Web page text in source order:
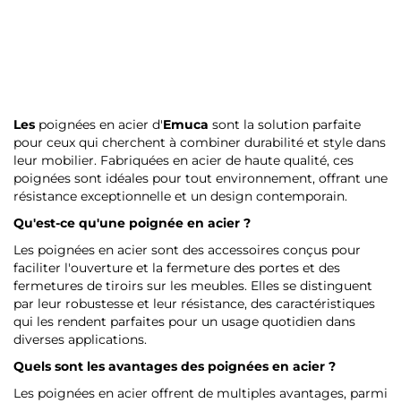
Les poignées en acier d'Emuca sont la solution parfaite
pour ceux qui cherchent à combiner durabilité et style dans
leur mobilier. Fabriquées en acier de haute qualité, ces
poignées sont idéales pour tout environnement, offrant une
résistance exceptionnelle et un design contemporain.
Qu'est-ce qu'une poignée en acier ?
Les poignées en acier sont des accessoires conçus pour
faciliter l'ouverture et la fermeture des portes et des
fermetures de tiroirs sur les meubles. Elles se distinguent
par leur robustesse et leur résistance, des caractéristiques
qui les rendent parfaites pour un usage quotidien dans
diverses applications.
Quels sont les avantages des poignées en acier ?
Les poignées en acier offrent de multiples avantages, parmi